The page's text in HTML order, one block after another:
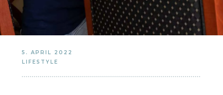
5. APRIL 2022
LIFESTYLE